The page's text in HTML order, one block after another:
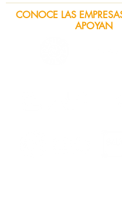
CONOCE LAS
APOYAN